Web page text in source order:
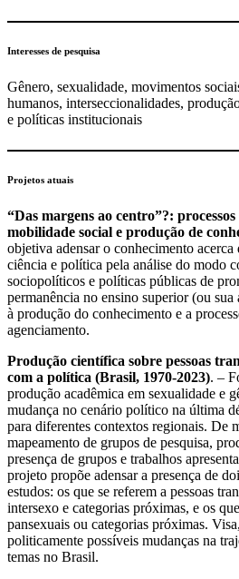
Interesses de pesquisa
Gênero, sexualidade, movimentos
humanos, interseccionalidades,
e políticas institucionais
Projetos atuais
“Das margens ao centro”?:
mobilidade social e produção de
objetiva adensar o conhecimento acerca
ciência e política pela análise do modo
sociopolíticos e políticas públicas de
permanência no ensino superior (ou sua
à produção do conhecimento e a
agenciamento.
Produção científica sobre pessoas
com a política (Brasil, 1970-2023). –
produção acadêmica em sexualidade e
mudança no cenário político na última
para diferentes contextos regionais. De
mapeamento de grupos de pesquisa,
presença de grupos e trabalhos
projeto propõe adensar a presença de
estudos: os que se referem a pessoas
intersexo e categorias próximas, e os
pansexuais ou categorias próximas.
politicamente possíveis mudanças na
temas no Brasil.